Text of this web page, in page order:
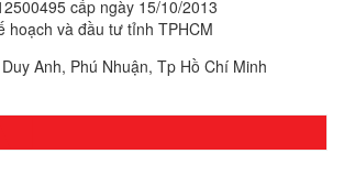
cấp ngày 15/10/2013
hoạch và đầu tư tỉnh TPHCM
Anh, Phú Nhuận, Tp Hồ Chí Minh